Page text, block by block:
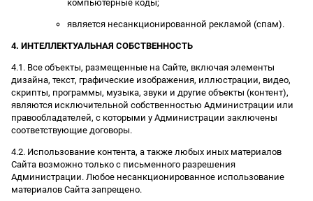
компьютерные коды;
является несанкционированной рекламой (спам).
4. ИНТЕЛЛЕКТУАЛЬНАЯ СОБСТВЕННОСТЬ
4.1. Все объекты, размещенные на Сайте, включая элементы
дизайна, текст, графические изображения, иллюстрации, видео,
скрипты, программы, музыка, звуки и другие объекты (контент),
являются исключительной собственностью Администрации или
правообладателей, с которыми у Администрации заключены
соответствующие договоры.
4.2. Использование контента, а также любых иных материалов
Сайта возможно только с письменного разрешения
Администрации. Любое несанкционированное использование
материалов Сайта запрещено.